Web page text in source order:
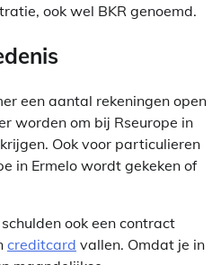
ook wel BKR genoemd.
een aantal rekeningen open
worden om bij Rseurope in
Ook voor particulieren
in Ermelo wordt gekeken of
ook een contract
creditcard vallen. Omdat je in